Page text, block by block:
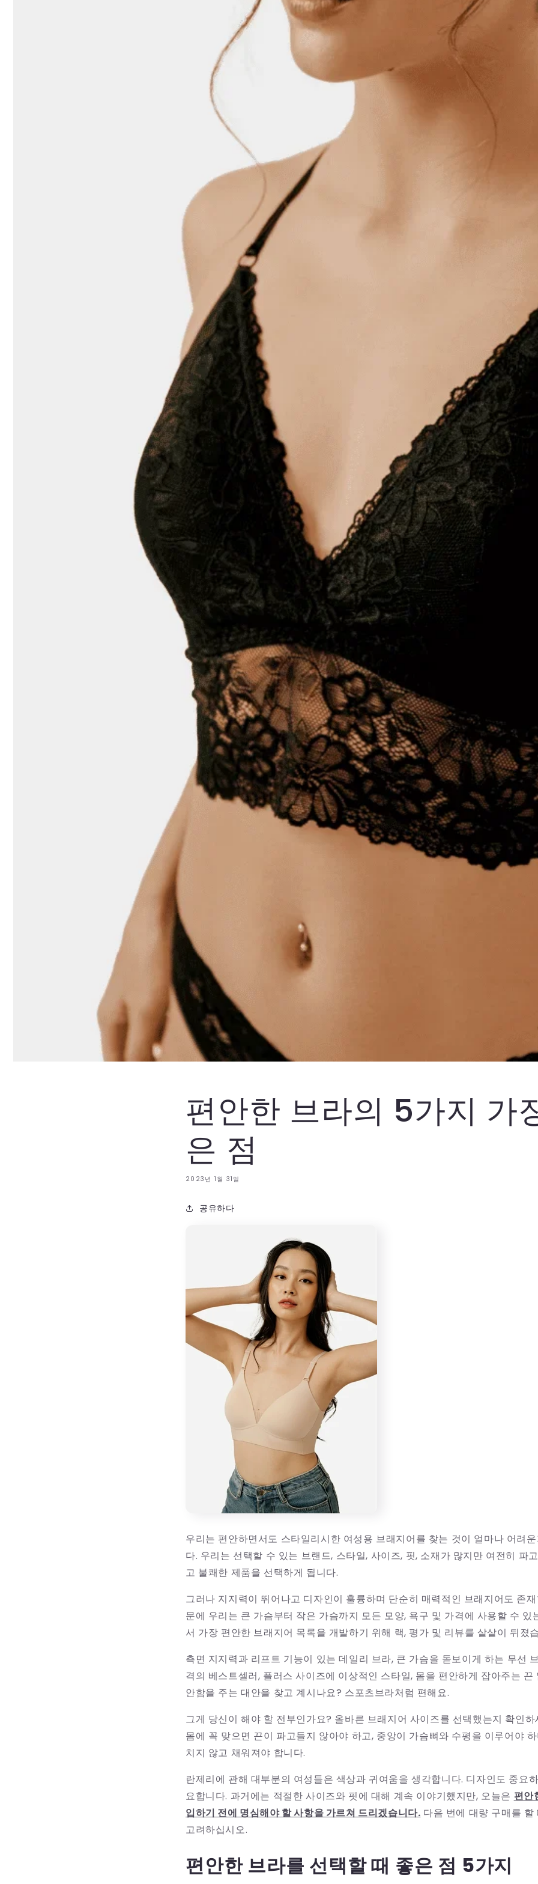
편안한 브라의 5가지 가
은 점
2023년 1월 31일
공유하다
우리는 편안하면서도 스타일리시한 여성용 브래지어를 찾는 것이 얼마나 어려
다. 우리는 선택할 수 있는 브랜드, 스타일, 사이즈, 핏, 소재가 많지만 여전히 파
고 불쾌한 제품을 선택하게 됩니다.
그러나 지지력이 뛰어나고 디자인이 훌륭하며 단순히 매력적인 브래지어도 존
문에 우리는 큰 가슴부터 작은 가슴까지 모든 모양, 욕구 및 가격에 사용할 수 있
서 가장 편안한 브래지어 목록을 개발하기 위해 랙, 평가 및 리뷰를 샅샅이 뒤졌
측면 지지력과 리프트 기능이 있는 데일리 브라, 큰 가슴을 돋보이게 하는 무선
격의 베스트셀러, 플러스 사이즈에 이상적인 스타일, 몸을 편안하게 잡아주는 끈
안함을 주는 대안을 찾고 계시나요? 스포츠브라처럼 편해요.
그게 당신이 해야 할 전부인가요? 올바른 브래지어 사이즈를 선택했는지 확인
몸에 꼭 맞으면 끈이 파고들지 않아야 하고, 중앙이 가슴뼈와 수평을 이루어야
치지 않고 채워져야 합니다.
란제리에 관해 대부분의 여성들은 색상과 귀여움을 생각합니다. 디자인도 중요
요합니다. 과거에는 적절한 사이즈와 핏에 대해 계속 이야기했지만, 오늘은 편안
입하기 전에 명심해야 할 사항을 가르쳐 드리겠습니다. 다음 번에 대량 구매를
고려하십시오.
편안한 브라를 선택할 때 좋은 점 5가지